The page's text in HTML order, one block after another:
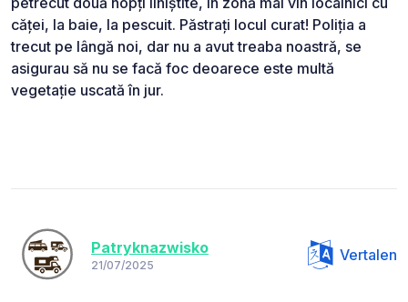
căței, la baie, la pescuit. Păstrați locul curat! Poliția a
trecut pe lângă noi, dar nu a avut treaba noastră, se
asigurau să nu se facă foc deoarece este multă
vegetație uscată în jur.
Patryknazwisko
21/07/2025
Vertalen